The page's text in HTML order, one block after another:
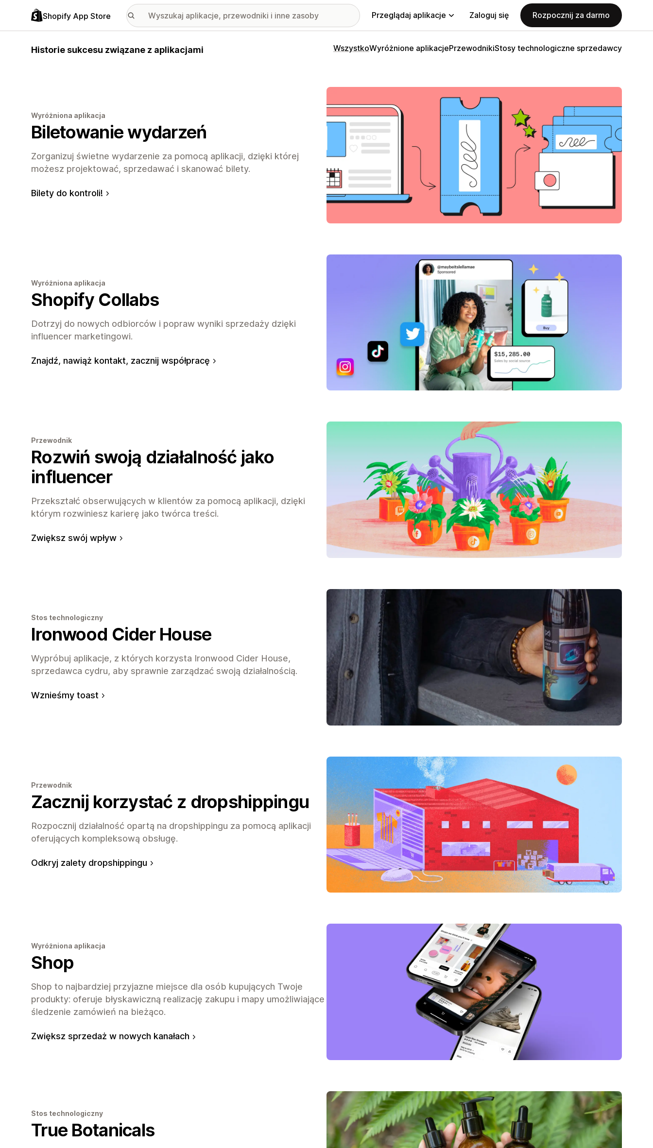
Shopify App Store Przeglądaj aplikacje Zaloguj się Rozpocznij za darmo
Historie sukcesu związane z aplikacjami WszystkoWyróżnione aplikacjePrzewodnikiStosy technologiczne sprzedawcy
Wyróżniona aplikacja
Biletowanie wydarzeń
Zorganizuj świetne wydarzenie za pomocą aplikacji, dzięki której
możesz projektować, sprzedawać i skanować bilety.
Bilety do kontroli!
Wyróżniona aplikacja
Shopify Collabs
Dotrzyj do nowych odbiorców i popraw wyniki sprzedaży dzięki
influencer marketingowi.
Znajdź, nawiąż kontakt, zacznij współpracę
Przewodnik
Rozwiń swoją działalność jako
influencer
Przekształć obserwujących w klientów za pomocą aplikacji, dzięki
którym rozwiniesz karierę jako twórca treści.
Zwiększ swój wpływ
Stos technologiczny
Ironwood Cider House
Wypróbuj aplikacje, z których korzysta Ironwood Cider House,
sprzedawca cydru, aby sprawnie zarządzać swoją działalnością.
Wznieśmy toast
Przewodnik
Zacznij korzystać z dropshippingu
Rozpocznij działalność opartą na dropshippingu za pomocą aplikacji
oferujących kompleksową obsługę.
Odkryj zalety dropshippingu
Wyróżniona aplikacja
Shop
Shop to najbardziej przyjazne miejsce dla osób kupujących Twoje
produkty: oferuje błyskawiczną realizację zakupu i mapy umożliwiające
śledzenie zamówień na bieżąco.
Zwiększ sprzedaż w nowych kanałach
Stos technologiczny
True Botanicals